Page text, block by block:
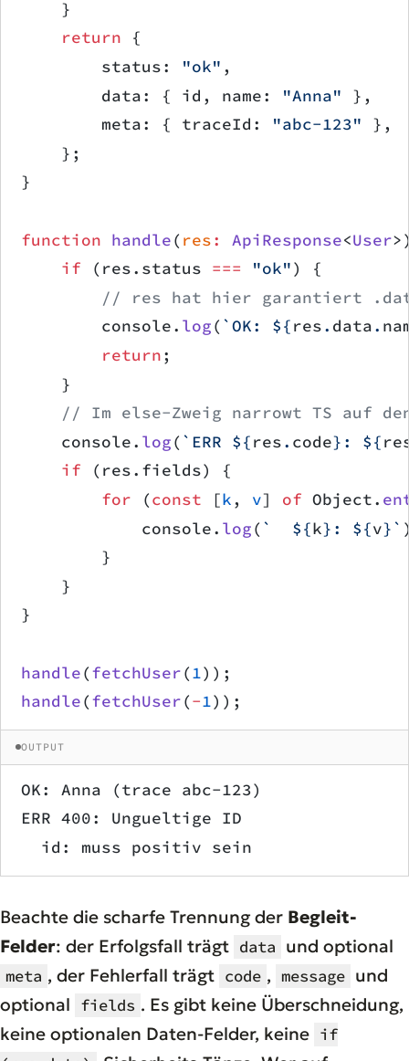
    }
    return
{
        status:
"ok" ,
        data: { id, name:
"Anna" },
        meta: { traceId:
"abc-123" },
    };
}
function handle( res: ApiResponse<User
    if
(res.status === "ok") {
// res hat hier garantiert
        console.
log( `OK: ${res. data.
        return
;
    }
// Im else-Zweig narrowt TS auf
    console.
log( `ERR ${res. code}: ${
    if
(res.fields) {
        for
(const [k, v] of Object.
            console.
log( `  ${k}: ${v}`
        }
    }
}
handle(fetchUser(1));
handle(fetchUser(-1));
OUTPUT
OK: Anna (trace abc-123)
ERR 400: Ungueltige ID
  id: muss positiv sein
Beachte die scharfe Trennung der Begleit-
Felder: der Erfolgsfall trägt data und optional
meta , der Fehlerfall trägt code , message und
optional fields . Es gibt keine Überschneidung,
keine optionalen Daten-Felder, keine if